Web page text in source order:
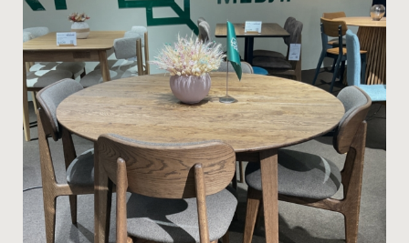
ТЦ Меркурій
[22]
ТЦ Меблевий Квартал Дніпро[29]
ТЦ NOVUS[67]
ТЦ АРЕНА[31]
Салон Sykora[3]
Салон ТЕК ДіМ [11]
Меблі Карпат, Тернопіль [34]
ТЦ Плаза Парк
ТЦ Frankof
[12]
Салон Frankof
[0]